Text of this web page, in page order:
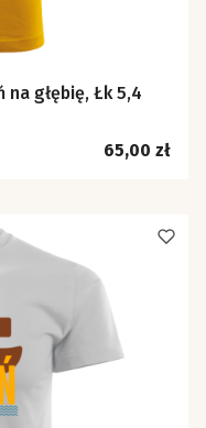
na głębię, Łk 5,4
Cena
65,00 zł